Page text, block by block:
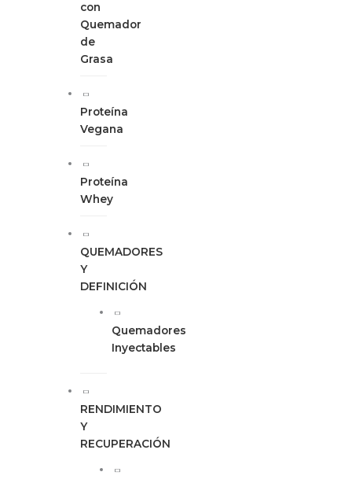
con
Quemador
de
Grasa
Proteína
Vegana
Proteína
Whey
QUEMADORES
Y
DEFINICIÓN
Quemadores
Inyectables
RENDIMIENTO
Y
RECUPERACIÓN